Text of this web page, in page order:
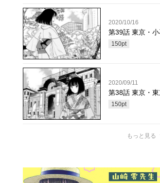
2020/10/16
第39話 東京・
150pt
2020/09/11
第38話 東京・東
150pt
もっと見る